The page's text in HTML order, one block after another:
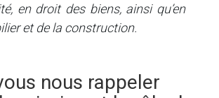
en droit des biens, ainsi qu’en
et de la construction.
nous rappeler